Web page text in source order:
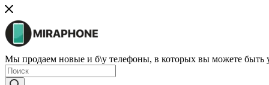
Мы продаем новые и б\у телефоны, в которых вы можете быть